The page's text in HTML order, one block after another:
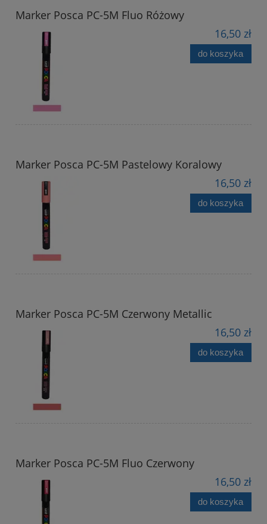
Marker Posca PC-5M Fluo Różowy
16,50 zł
do koszyka
Marker Posca PC-5M Pastelowy Koralowy
16,50 zł
do koszyka
Marker Posca PC-5M Czerwony Metallic
16,50 zł
do koszyka
Marker Posca PC-5M Fluo Czerwony
16,50 zł
do koszyka